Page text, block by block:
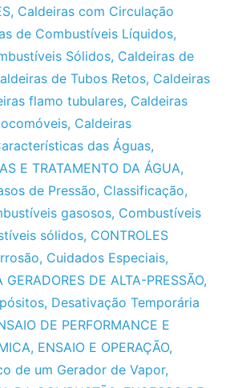
, Caldeiras com Circulação
de Combustíveis Líquidos,
Sólidos, Caldeiras de
de Tubos Retos, Caldeiras
flamo tubulares, Caldeiras
, Caldeiras
das Águas,
E TRATAMENTO DA ÁGUA,
de Pressão, Classificação,
gasosos, Combustíveis
sólidos, CONTROLES
, Cuidados Especiais,
GERADORES DE ALTA-PRESSÃO,
, Desativação Temporária
DE PERFORMANCE E
, ENSAIO E OPERAÇÃO,
de um Gerador de Vapor,